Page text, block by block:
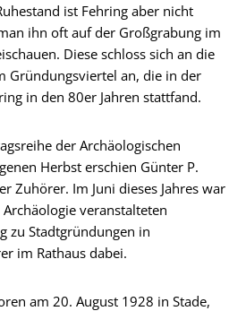
ist Fehring aber nicht
ihn oft auf der Großgrabung im
Diese schloss sich an die
Gründungsviertel an, die in der
in den 80er Jahren stattfand.
der Archäologischen
Herbst erschien Günter P.
Zuhörer. Im Juni dieses Jahres war
veranstalteten
zu Stadtgründungen in
im Rathaus dabei.
am 20. August 1928 in Stade,